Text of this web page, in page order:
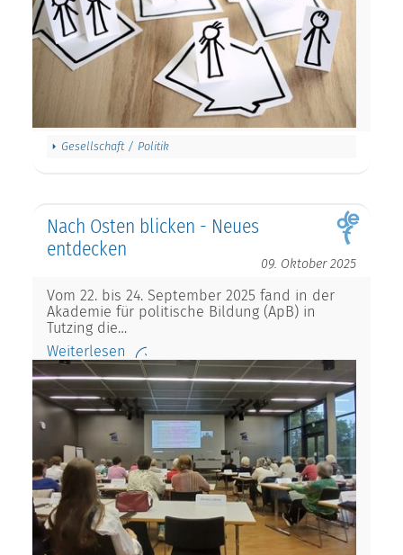
Gesellschaft / Politik
Nach Osten blicken - Neues
entdecken
09. Oktober 2025
Vom 22. bis 24. September 2025 fand in der
Akademie für politische Bildung (ApB) in
Tutzing die…
Weiterlesen